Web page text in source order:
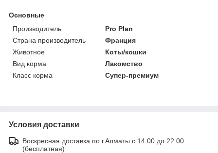
Основные
Производитель
Pro Plan
Страна производитель
Франция
Животное
Коты/кошки
Вид корма
Лакомство
Класс корма
Супер-премиум
Условия доставки
Воскресная доставка по г.Алматы с 14.00 до 22.00
(бесплатная)